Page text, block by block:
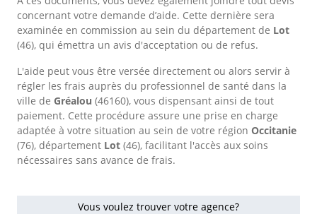
concernant votre demande d’aide. Cette dernière sera
examinée en commission au sein du département de Lot
(46), qui émettra un avis d'acceptation ou de refus.
L'aide peut vous être versée directement ou alors servir à
régler les frais auprès du professionnel de santé dans la
ville de Gréalou (46160), vous dispensant ainsi de tout
paiement. Cette procédure assure une prise en charge
adaptée à votre situation au sein de votre région Occitanie
(76), département Lot (46), facilitant l'accès aux soins
nécessaires sans avance de frais.
Vous voulez trouver votre agence?